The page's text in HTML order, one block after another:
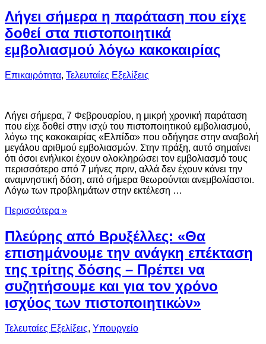
Λήγει σήμερα η παράταση που είχε
δοθεί στα πιστοποιητικά
εμβολιασμού λόγω κακοκαιρίας
Επικαιρότητα, Τελευταίες Εξελίξεις
Λήγει σήμερα, 7 Φεβρουαρίου, η μικρή χρονική παράταση
που είχε δοθεί στην ισχύ του πιστοποιητικού εμβολιασμού,
λόγω της κακοκαιρίας «Ελπίδα» που οδήγησε στην αναβολή
μεγάλου αριθμού εμβολιασμών. Στην πράξη, αυτό σημαίνει
ότι όσοι ενήλικοι έχουν ολοκληρώσει τον εμβολιασμό τους
περισσότερο από 7 μήνες πριν, αλλά δεν έχουν κάνει την
αναμνηστική δόση, από σήμερα θεωρούνται ανεμβολίαστοι.
Λόγω των προβλημάτων στην εκτέλεση …
Περισσότερα »
Πλεύρης από Βρυξέλλες: «Θα
επισημάνουμε την ανάγκη επέκταση
της τρίτης δόσης – Πρέπει να
συζητήσουμε και για τον χρόνο
ισχύος των πιστοποιητικών»
Τελευταίες Εξελίξεις, Υπουργείο